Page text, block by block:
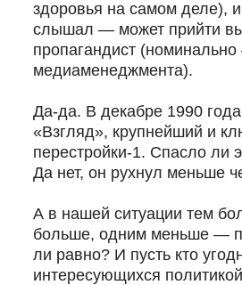
здоровья на самом деле),
слышал — может прийти
пропагандист
медиаменеджмента).
Да-да. В декабре 1990
«Взгляд», крупнейший и
перестройки-1. Спасло ли
Да нет, он рухнул меньше
А в нашей ситуации тем
больше, одним меньше —
ли равно? И пусть кто
интересующихся